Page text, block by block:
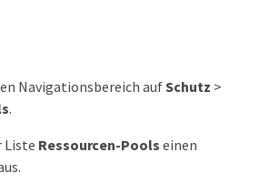
Navigationsbereich aufSchutz >
.
Liste Ressourcen-Pools einen